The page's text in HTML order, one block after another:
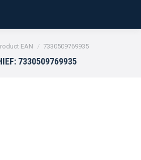
EAN 7330509769935
7330509769935